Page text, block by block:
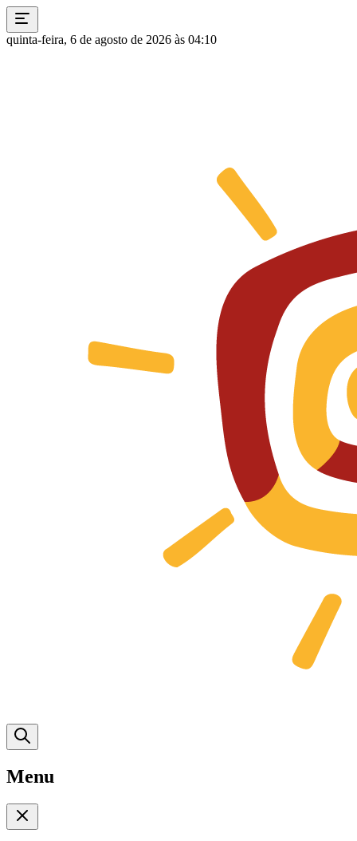
quinta-feira, 6 de agosto de 2026 às 04:10
Menu